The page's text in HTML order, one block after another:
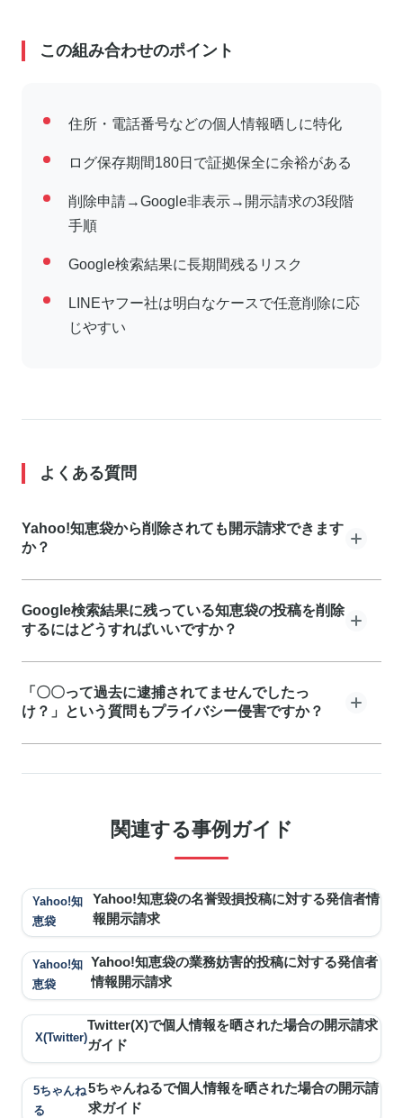
この組み合わせのポイント
住所・電話番号などの個人情報晒しに特化
ログ保存期間180日で証拠保全に余裕がある
削除申請→Google非表示→開示請求の3段階
手順
Google検索結果に長期間残るリスク
LINEヤフー社は明白なケースで任意削除に応
じやすい
よくある質問
Yahoo!知恵袋から削除されても開示請求できます
か？
ば、投稿が削除されていても開示請求可能です。ただ
し、削除前に投稿内容を証拠保全（スクリーンショッ
ト、魚拓）しておく必要があります。
Google検索結果に残っている知恵袋の投稿を削除
するにはどうすればいいですか？
果には残ります。Googleの「古いコンテンツの削除」
ツールで申請するか、弁護士を通じて「検索結果の削除
仮処分」を申し立てる必要があります。
「〇〇って過去に逮捕されてませんでしたっ
け？」という質問もプライバシー侵害ですか？
関連する事例ガイド
Yahoo!知
恵袋
Yahoo!知恵袋の名誉毀損投稿に対する発信者情
報開示請求
Yahoo!知
恵袋
Yahoo!知恵袋の業務妨害的投稿に対する発信者
情報開示請求
X(Twitter)
Twitter(X)で個人情報を晒された場合の開示請求
ガイド
5ちゃんね
る
5ちゃんねるで個人情報を晒された場合の開示請
求ガイド